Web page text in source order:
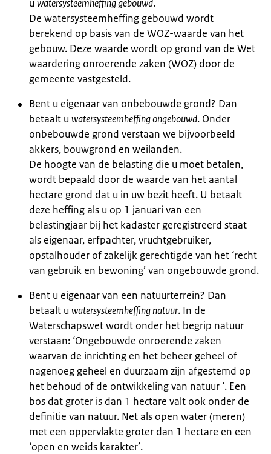
u watersysteemheffing gebouwd.
De watersysteemheffing gebouwd wordt
berekend op basis van de WOZ-waarde van het
gebouw. Deze waarde wordt op grond van de Wet
waardering onroerende zaken (WOZ) door de
gemeente vastgesteld.
Bent u eigenaar van onbebouwde grond? Dan
betaalt u watersysteemheffing ongebouwd. Onder
onbebouwde grond verstaan we bijvoorbeeld
akkers, bouwgrond en weilanden.
De hoogte van de belasting die u moet betalen,
wordt bepaald door de waarde van het aantal
hectare grond dat u in uw bezit heeft. U betaalt
deze heffing als u op 1 januari van een
belastingjaar bij het kadaster geregistreerd staat
als eigenaar, erfpachter, vruchtgebruiker,
opstalhouder of zakelijk gerechtigde van het ‘recht
van gebruik en bewoning’ van ongebouwde grond.
Bent u eigenaar van een natuurterrein? Dan
betaalt u watersysteemheffing natuur. In de
Waterschapswet wordt onder het begrip natuur
verstaan: ‘Ongebouwde onroerende zaken
waarvan de inrichting en het beheer geheel of
nagenoeg geheel en duurzaam zijn afgestemd op
het behoud of de ontwikkeling van natuur ‘. Een
bos dat groter is dan 1 hectare valt ook onder de
definitie van natuur. Net als open water (meren)
met een oppervlakte groter dan 1 hectare en een
‘open en weids karakter’.